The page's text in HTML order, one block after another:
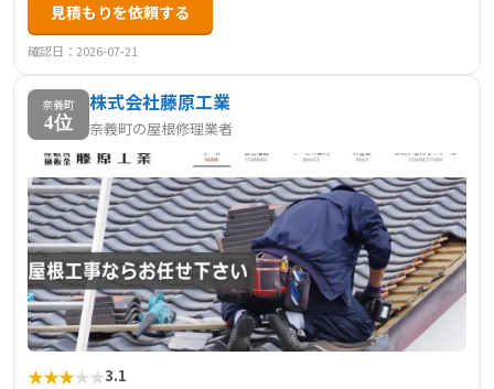
見積もりを依頼する
確認日：2026-07-21
奈義町
4位
株式会社藤原工業
奈義町の屋根修理業者
★★★★★3.1